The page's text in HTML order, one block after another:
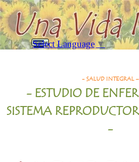
Vaya al Contenido
Saltar menú
Select Language ▼
Buscar
- SALUD INTEGRAL –
- ESTUDIO DE
SISTEMA
-